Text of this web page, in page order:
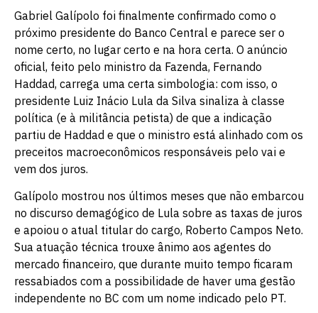
Gabriel Galípolo foi finalmente confirmado como o
próximo presidente do Banco Central e parece ser o
nome certo, no lugar certo e na hora certa. O anúncio
oficial, feito pelo ministro da Fazenda, Fernando
Haddad, carrega uma certa simbologia: com isso, o
presidente Luiz Inácio Lula da Silva sinaliza à classe
política (e à militância petista) de que a indicação
partiu de Haddad e que o ministro está alinhado com os
preceitos macroeconômicos responsáveis pelo vai e
vem dos juros.
Galípolo mostrou nos últimos meses que não embarcou
no discurso demagógico de Lula sobre as taxas de juros
e apoiou o atual titular do cargo, Roberto Campos Neto.
Sua atuação técnica trouxe ânimo aos agentes do
mercado financeiro, que durante muito tempo ficaram
ressabiados com a possibilidade de haver uma gestão
independente no BC com um nome indicado pelo PT.